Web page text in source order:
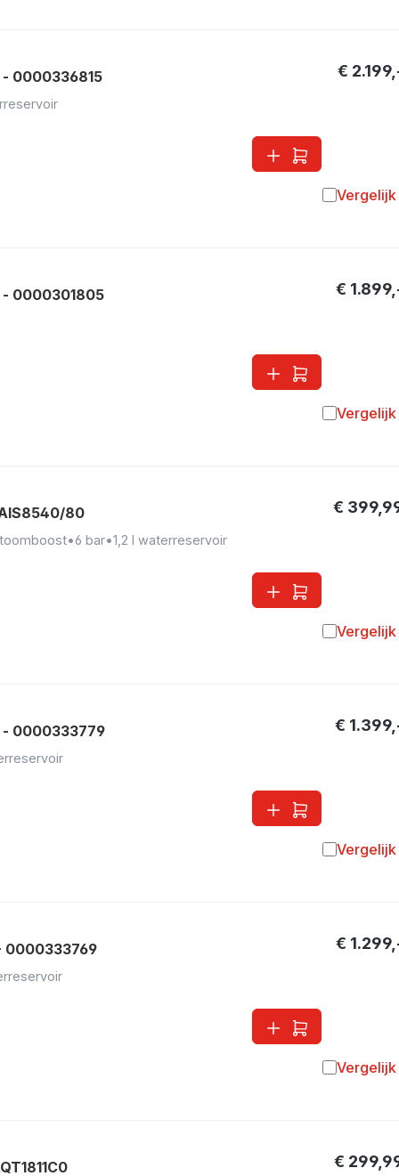
- 0000336815 €
Vergelijk
- 0000301805 €
Vergelijk
80
•6 bar•1,2 l waterreservoir
€
Vergelijk
- 0000333779 €
Vergelijk
- 0000333769 €
Vergelijk
€